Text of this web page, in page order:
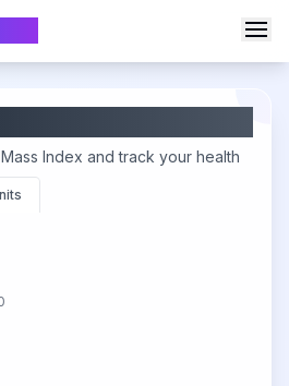
Index and track your health